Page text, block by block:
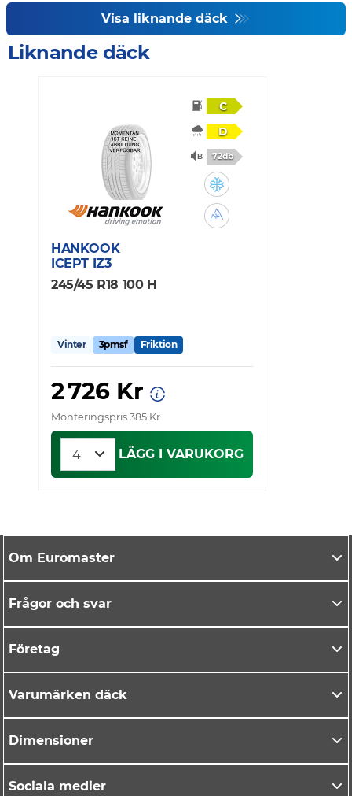
Visa liknande däck
Liknande däck
C
D
72db
HANKOOK
ICEPT IZ3
245/45 R18 100 H
Vinter 3pmsf Friktion
2 726 Kr
Monteringspris 385 Kr
LÄGG I VARUKORG
Om Euromaster
Frågor och svar
Företag
Varumärken däck
Dimensioner
Sociala medier